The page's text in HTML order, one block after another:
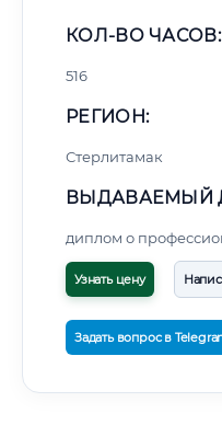
КОЛ-ВО ЧАСОВ:
516
РЕГИОН:
Стерлитамак
ВЫДАВАЕМЫЙ
диплом о
Узнать цену
Задать вопрос в